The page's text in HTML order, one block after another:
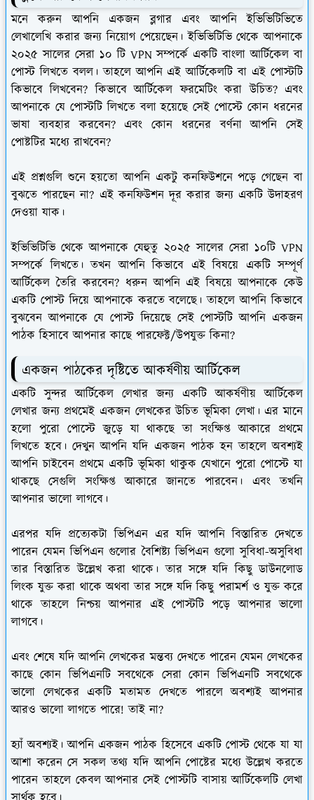
মনে করুন আপনি একজন ব্লগার এবং আপনি ইভিভিটিভিতে
লেখালেখি করার জন্য নিয়োগ পেয়েছেন। ইভিভিটিভি থেকে আপনাকে
২০২৫ সালের সেরা ১০ টি VPN সম্পর্কে একটি বাংলা আর্টিকেল বা
পোস্ট লিখতে বলল। তাহলে আপনি এই আর্টিকেলটি বা এই পোস্টটি
কিভাবে লিখবেন? কিভাবে আর্টিকেল ফরমেটিং করা উচিত? এবং
আপনাকে যে পোস্টটি লিখতে বলা হয়েছে সেই পোস্টে কোন ধরনের
ভাষা ব্যবহার করবেন? এবং কোন ধরনের বর্ণনা আপনি সেই
পোষ্টটির মধ্যে রাখবেন?
এই প্রশ্নগুলি শুনে হয়তো আপনি একটু কনফিউশনে পড়ে গেছেন বা
বুঝতে পারছেন না? এই কনফিউশন দূর করার জন্য একটি উদাহরণ
দেওয়া যাক।
ইভিভিটিভি থেকে আপনাকে যেহুতু ২০২৫ সালের সেরা ১০টি VPN
সম্পর্কে লিখতে। তখন আপনি কিভাবে এই বিষয়ে একটি সম্পূর্ণ
আর্টিকেল তৈরি করবেন? ধরুন আপনি এই বিষয়ে আপনাকে কেউ
একটি পোস্ট দিয়ে আপনাকে করতে বলেছে। তাহলে আপনি কিভাবে
বুঝবেন আপনাকে যে পোস্ট দিয়েছে সেই পোস্টটি আপনি একজন
পাঠক হিসাবে আপনার কাছে পারফেক্ট/উপযুক্ত কিনা?
একজন পাঠকের দৃষ্টিতে আকর্ষণীয় আর্টিকেল
একটি সুন্দর আর্টিকেল লেখার জন্য একটি আকর্ষণীয় আর্টিকেল
লেখার জন্য প্রথমেই একজন লেখকের উচিত ভূমিকা লেখা। এর মানে
হলো পুরো পোস্টে জুড়ে যা থাকছে তা সংক্ষিপ্ত আকারে প্রথমে
লিখতে হবে। দেখুন আপনি যদি একজন পাঠক হন তাহলে অবশ্যই
আপনি চাইবেন প্রথমে একটি ভূমিকা থাকুক যেখানে পুরো পোস্টে যা
থাকছে সেগুলি সংক্ষিপ্ত আকারে জানতে পারবেন। এবং তখনি
আপনার ভালো লাগবে।
এরপর যদি প্রত্যেকটা ভিপিএন এর যদি আপনি বিস্তারিত দেখতে
পারেন যেমন ভিপিএন গুলোর বৈশিষ্ট্য ভিপিএন গুলো সুবিধা-অসুবিধা
তার বিস্তারিত উল্লেখ করা থাকে। তার সঙ্গে যদি কিছু ডাউনলোড
লিংক যুক্ত করা থাকে অথবা তার সঙ্গে যদি কিছু পরামর্শ ও যুক্ত করে
থাকে তাহলে নিশ্চয় আপনার এই পোস্টটি পড়ে আপনার ভালো
লাগবে।
এবং শেষে যদি আপনি লেখকের মন্তব্য দেখতে পারেন যেমন লেখকের
কাছে কোন ভিপিএনটি সবথেকে সেরা কোন ভিপিএনটি সবথেকে
ভালো লেখকের একটি মতামত দেখতে পারলে অবশ্যই আপনার
আরও ভালো লাগতে পারে! তাই না?
হ্যাঁ অবশ্যই। আপনি একজন পাঠক হিসেবে একটি পোস্ট থেকে যা যা
আশা করেন সে সকল তথ্য যদি আপনি পোষ্টের মধ্যে উল্লেখ করতে
পারেন তাহলে কেবল আপনার সেই পোস্টটি বাসায় আর্টিকেলটি লেখা